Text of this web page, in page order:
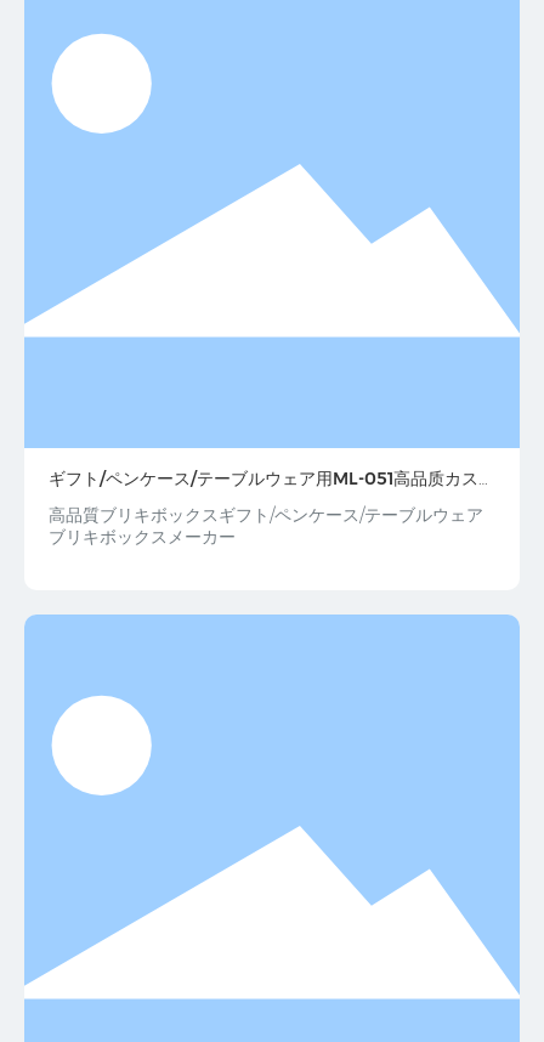
ギフト/ペンケース/テーブルウェア用ML-051高品质カスタ
ムブリキボックス
高品質ブリキボックスギフト/ペンケース/テーブルウェア
ブリキボックスメーカー